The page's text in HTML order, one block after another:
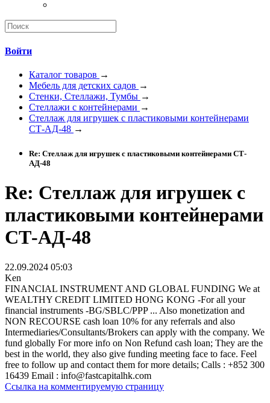
Войти
Каталог товаров →
Мебель для детских садов →
Стенки, Стеллажи, Тумбы →
Стеллажи с контейнерами →
Стеллаж для игрушек с пластиковыми контейнерами
СТ-АД-48 →
Re: Стеллаж для игрушек с пластиковыми контейнерами СТ-
АД-48
Re: Стеллаж для игрушек с
пластиковыми контейнерами
СТ-АД-48
22.09.2024 05:03
Ken
FINANCIAL INSTRUMENT AND GLOBAL FUNDING We at
WEALTHY CREDIT LIMITED HONG KONG -For all your
financial instruments -BG/SBLC/PPP ... Also monetization and
NON RECOURSE cash loan 10% for any referrals and also
Intermediaries/Consultants/Brokers can apply with the company. We
fund globally For more info on Non Refund cash loan; They are the
best in the world, they also give funding meeting face to face. Feel
free to follow up and contact them for more details; Calls : +852 300
16439 Email : info@fastcapitalhk.com
Ссылка на комментируемую страницу